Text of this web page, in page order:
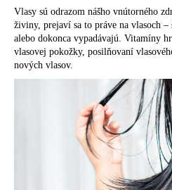
Vlasy sú odrazom nášho vnútorného
živiny, prejaví sa to práve na vlasoch
alebo dokonca vypadávajú. Vitamíny
vlasovej pokožky, posilňovaní
nových vlasov.
O
d
p
o